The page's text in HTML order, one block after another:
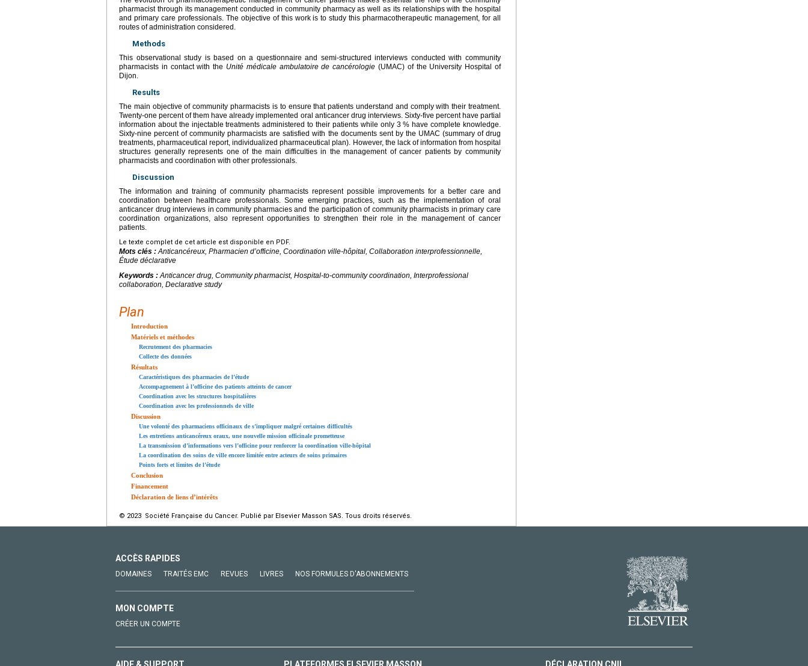
pharmacist through its management conducted in community pharmacy as well as its relationships with the hospital
and primary care professionals. The objective of this work is to study this pharmacotherapeutic management, for all
routes of administration considered.
Methods
This observational study is based on a questionnaire and semi-structured interviews conducted with community
pharmacists in contact with the Unité médicale ambulatoire de cancérologie (UMAC) of the University Hospital of
Dijon.
Results
The main objective of community pharmacists is to ensure that patients understand and comply with their treatment.
Twenty-one percent of them have already implemented oral anticancer drug interviews. Sixty-five percent have partial
information about the injectable treatments administered to their patients while only 3 % have complete knowledge.
Sixty-nine percent of community pharmacists are satisfied with the documents sent by the UMAC (summary of drug
treatments, pharmaceutical report, individualized pharmaceutical plan). However, the lack of information from hospital
structures generally represents one of the main difficulties in the management of cancer patients by community
pharmacists and coordination with other professionals.
Discussion
The information and training of community pharmacists represent possible improvements for a better care and
coordination between healthcare professionals. Some emerging practices, such as the implementation of oral
anticancer drug interviews in community pharmacies and the participation of community pharmacists in primary care
coordination organizations, also represent opportunities to strengthen their role in the management of cancer
patients.
Le texte complet de cet article est disponible en PDF.
Mots clés : Anticancéreux, Pharmacien d’officine, Coordination ville-hôpital, Collaboration interprofessionnelle,
Étude déclarative
Keywords : Anticancer drug, Community pharmacist, Hospital-to-community coordination, Interprofessional
collaboration, Declarative study
Plan
Introduction
Matériels et méthodes
Recrutement des pharmacies
Collecte des données
Résultats
Caractéristiques des pharmacies de l’étude
Accompagnement à l’officine des patients atteints de cancer
Coordination avec les structures hospitalières
Coordination avec les professionnels de ville
Discussion
Une volonté des pharmaciens officinaux de s’impliquer malgré certaines difficultés
Les entretiens anticancéreux oraux, une nouvelle mission officinale prometteuse
La transmission d’informations vers l’officine pour renforcer la coordination ville-hôpital
La coordination des soins de ville encore limitée entre acteurs de soins primaires
Points forts et limites de l’étude
Conclusion
Financement
Déclaration de liens d’intérêts
© 2023 Société Française du Cancer. Publié par Elsevier Masson SAS. Tous droits réservés.
ACCÈS RAPIDES
DOMAINES TRAITÉS EMC REVUES LIVRES NOS FORMULES D'ABONNEMENTS
MON COMPTE
CRÉER UN COMPTE
AIDE & SUPPORT PLATEFORMES ELSEVIER MASSON DÉCLARATION CNIL